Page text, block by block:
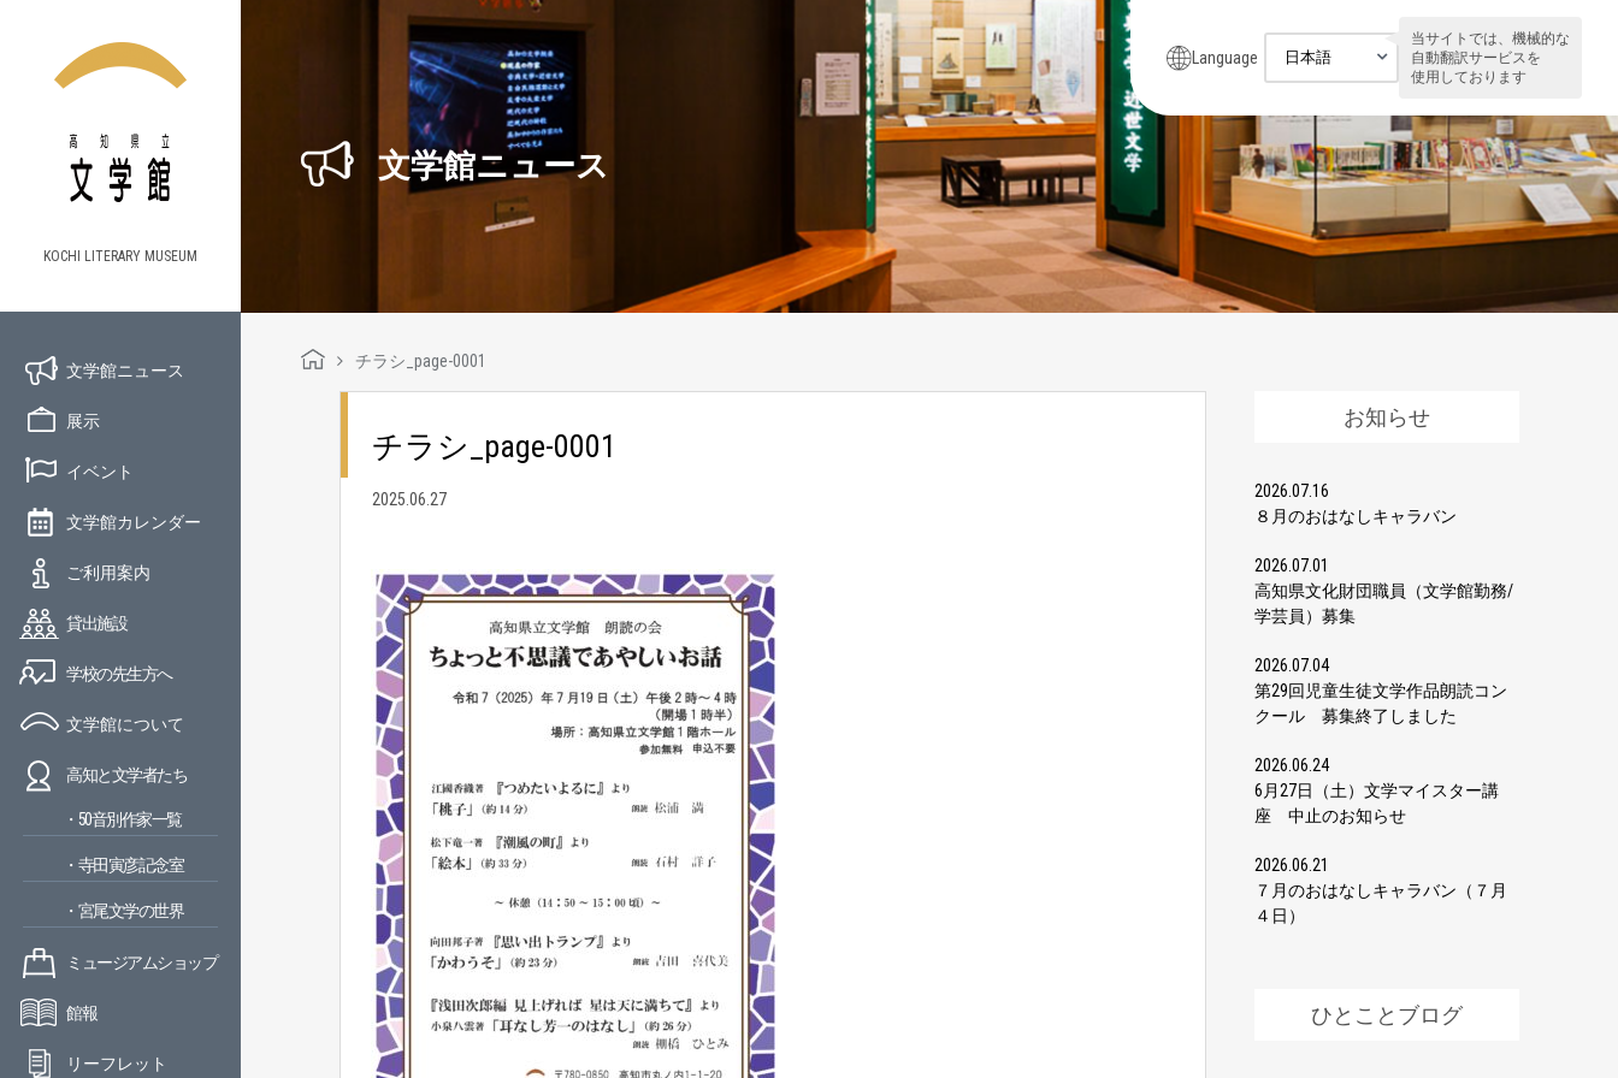
KOCHI LITERARY MUSEUM
文学館ニュース
展示
イベント
文学館カレンダー
ご利用案内
貸出施設
学校の先生方へ
文学館について
高知と文学者たち
・50音別作家一覧
・寺田寅彦記念室
・宮尾文学の世界
ミュージアムショップ
館報
リーフレット
Language
当サイトでは、機械的な
自動翻訳サービスを
使用しております
文学館ニュース
チラシ_page-0001
チラシ_page-0001
2025.06.27
お知らせ
2026.07.16
８月のおはなしキャラバン
2026.07.01
高知県文化財団職員（文学館勤務/
学芸員）募集
2026.07.04
第29回児童生徒文学作品朗読コン
クール 募集終了しました
2026.06.24
6月27日（土）文学マイスター講
座 中止のお知らせ
2026.06.21
７月のおはなしキャラバン（７月
４日）
ひとことブログ